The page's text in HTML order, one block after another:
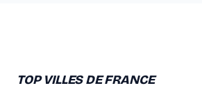
TOP VILLES DE FRANCE